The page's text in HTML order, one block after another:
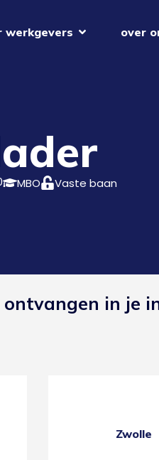
werkgevers over
MBO Vaste baan
in je
Zwolle